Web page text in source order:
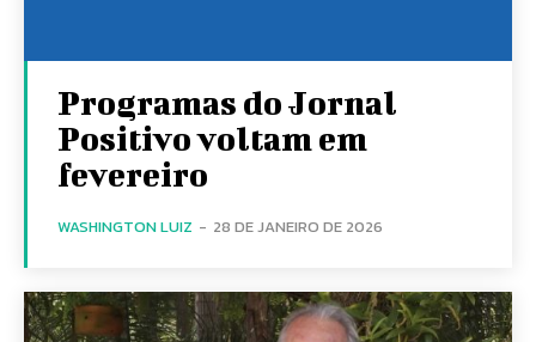
Programas do Jornal
Positivo voltam em
fevereiro
WASHINGTON LUIZ - 28 DE JANEIRO DE 2026